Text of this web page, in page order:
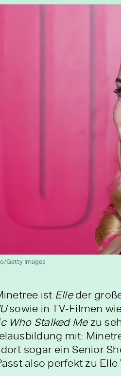
Getty Images
ist Elleder
sowie in TV-Filmen
Who Stalked Mezu
mit:
sogar ein Senior
also perfekt zu Elle